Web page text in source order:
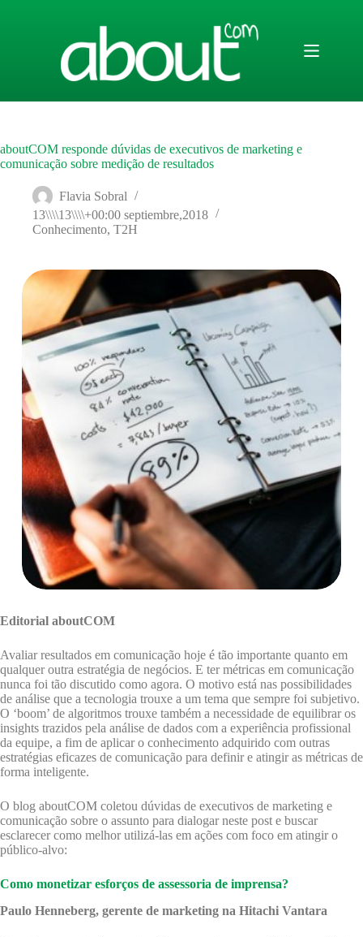
aboutCOM responde dúvidas de executivos de marketing e
comunicação sobre medição de resultados
Flavia Sobral
13\\\\13\\\\+00:00 septiembre,2018
Conhecimento, T2H
Editorial aboutCOM
Avaliar resultados em comunicação hoje é tão importante quanto em
qualquer outra estratégia de negócios. E ter métricas em comunicação
nunca foi tão discutido como agora. O motivo está nas possibilidades
de análise que a tecnologia trouxe a um tema que sempre foi subjetivo.
O ‘boom’ de algoritmos trouxe também a necessidade de equilibrar os
insights trazidos pela análise de dados com a experiência profissional
da equipe, a fim de aplicar o conhecimento adquirido com outras
estratégias eficazes de comunicação para definir e atingir as métricas de
forma inteligente.
O blog aboutCOM coletou dúvidas de executivos de marketing e
comunicação sobre o assunto para dialogar neste post e buscar
esclarecer como melhor utilizá-las em ações com foco em atingir o
público-alvo:
Como monetizar esforços de assessoria de imprensa?
Paulo Henneberg, gerente de marketing na Hitachi Vantara